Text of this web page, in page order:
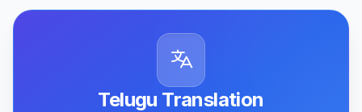
Telugu Translation